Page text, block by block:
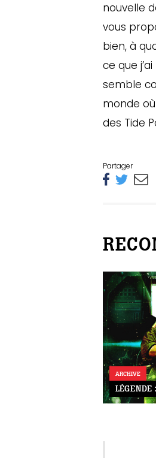
nouvelle
vous
bien, à
ce que
semble
monde
des Tide
Partager
ARCHIVE
LÉGENDE